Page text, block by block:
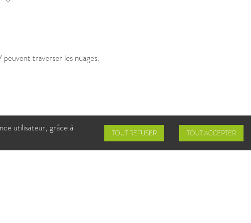
traverser les nuages.
préparation. Finalement, choisir
meilleur modèle est celui que l'on
utilisateur, grâce à
TOUT REFUSER TOUT ACCEPTER